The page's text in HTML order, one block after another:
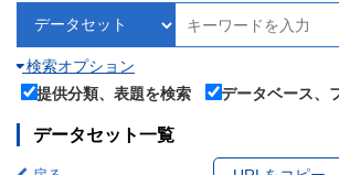
検索オプション
提供分類、表題を検索
データベース、
データセット一覧